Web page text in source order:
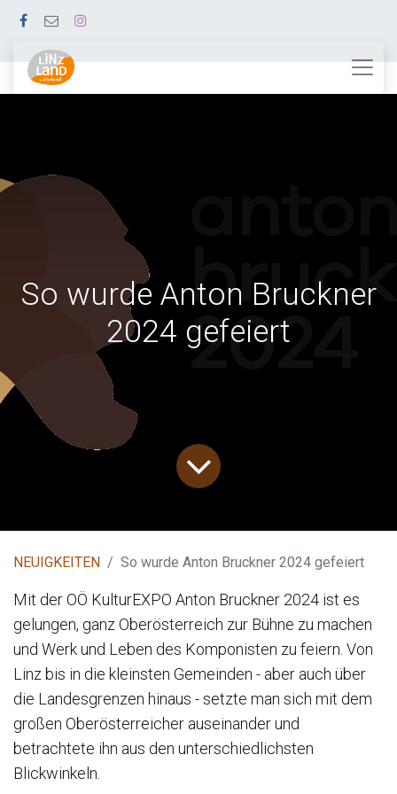
So wurde Anton Bruckner
2024 gefeiert
NEUIGKEITEN So wurde Anton Bruckner 2024 gefeiert
Mit der OÖ KulturEXPO Anton Bruckner 2024 ist es
gelungen, ganz Oberösterreich zur Bühne zu machen
und Werk und Leben des Komponisten zu feiern. Von
Linz bis in die kleinsten Gemeinden - aber auch über
die Landesgrenzen hinaus - setzte man sich mit dem
großen Oberösterreicher auseinander und
betrachtete ihn aus den unterschiedlichsten
Blickwinkeln.